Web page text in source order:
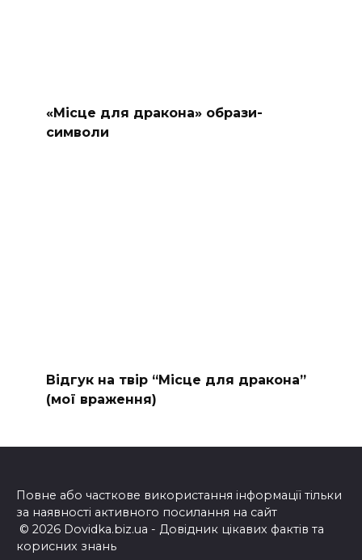
«Місце для дракона» образи-
символи
Відгук на твір “Місце для дракона”
(мої враження)
Повне або часткове використання інформації тільки
за наявності активного посилання на сайт
© 2026 Dovidka.biz.ua - Довідник цікавих фактів та
корисних знань